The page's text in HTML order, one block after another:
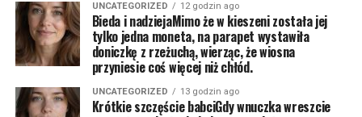
UNCATEGORIZED 12 godzin ago
Bieda i nadziejaMimo że w kieszeni została jej
tylko jedna moneta, na parapet wystawiła
doniczkę z rzeżuchą, wierząc, że wiosna
przyniesie coś więcej niż chłód.
UNCATEGORIZED 13 godzin ago
Krótkie szczęście babciGdy wnuczka wreszcie